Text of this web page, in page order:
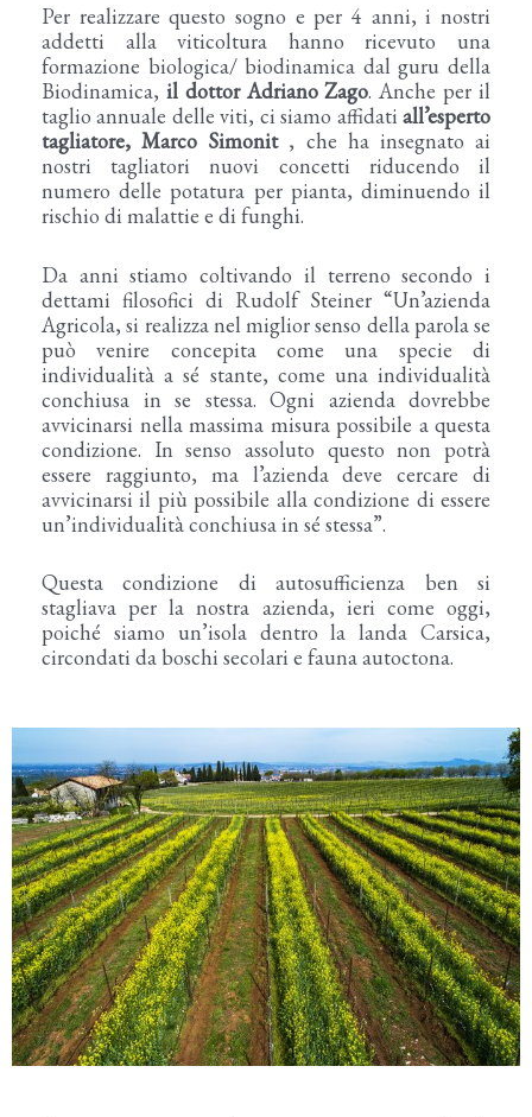
Per realizzare questo sogno e per 4 anni, i nostri
addetti alla viticoltura hanno ricevuto una
formazione biologica/ biodinamica dal guru della
Biodinamica, il dottor Adriano Zago. Anche per il
taglio annuale delle viti, ci siamo affidati all’esperto
tagliatore, Marco Simonit, che ha insegnato ai
nostri tagliatori nuovi concetti riducendo il
numero delle potatura per pianta, diminuendo il
rischio di malattie e di funghi.
Da anni stiamo coltivando il terreno secondo i
dettami filosofici di Rudolf Steiner “Un’azienda
Agricola, si realizza nel miglior senso della parola se
può venire concepita come una specie di
individualità a sé stante, come una individualità
conchiusa in se stessa. Ogni azienda dovrebbe
avvicinarsi nella massima misura possibile a questa
condizione. In senso assoluto questo non potrà
essere raggiunto, ma l’azienda deve cercare di
avvicinarsi il più possibile alla condizione di essere
un’individualità conchiusa in sé stessa”.
Questa condizione di autosufficienza ben si
stagliava per la nostra azienda, ieri come oggi,
poiché siamo un’isola dentro la landa Carsica,
circondati da boschi secolari e fauna autoctona.